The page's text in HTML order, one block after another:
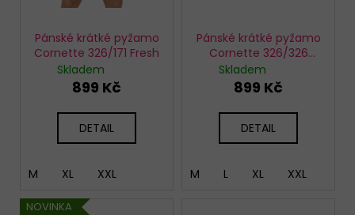
Pánské krátké pyžamo
Cornette 326/171 Fresh
Skladem
899 Kč
DETAIL
M XL XXL
Pánské krátké pyžamo
Cornette 326/326
Pumpkin
Skladem
899 Kč
DETAIL
M L XL XXL
NOVINKA